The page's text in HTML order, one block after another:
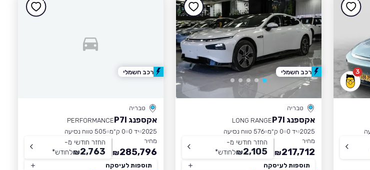
3
טבריה
אקספנג P7I
LONG RANGE
2025 יד 0 0 ק״מ
576 טווח נסיעה
מחיר
217,712
₪
החזר חודשי מ-
2,105
₪לחודש*
תוספות לעיסקה
רכב חשמלי
טבריה
אקספנג P7I
PERFORMANCE
2025 יד 0 0 ק״מ
505 טווח נסיעה
מחיר
285,796
₪
החזר חודשי מ-
2,763
₪לחודש*
תוספות לעיסקה
רכב חשמלי